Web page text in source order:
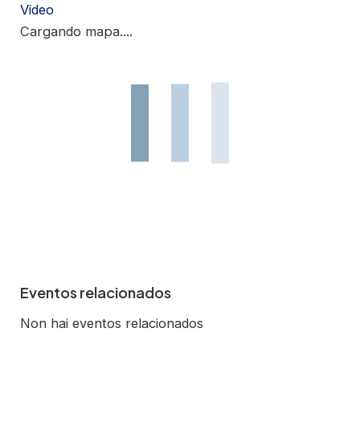
Video
Cargando mapa....
Eventos relacionados
Non hai eventos relacionados